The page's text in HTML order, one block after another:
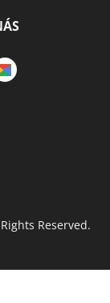
Reserved.